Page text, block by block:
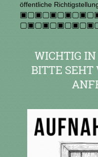
öffentliche
WICHTIG IN
BITTE